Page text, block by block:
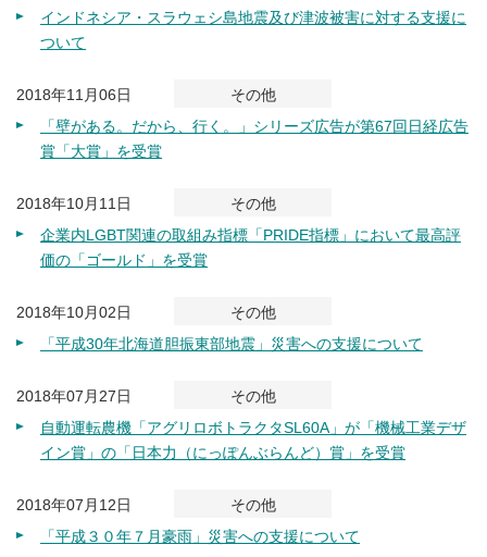
インドネシア・スラウェシ島地震及び津波被害に対する支援に
ついて
2018年11月06日
その他
「壁がある。だから、行く。」シリーズ広告が第67回日経広告
賞「大賞」を受賞
2018年10月11日
その他
企業内LGBT関連の取組み指標「PRIDE指標」において最高評
価の「ゴールド」を受賞
2018年10月02日
その他
「平成30年北海道胆振東部地震」災害への支援について
2018年07月27日
その他
自動運転農機「アグリロボトラクタSL60A」が「機械工業デザ
イン賞」の「日本力（にっぽんぶらんど）賞」を受賞
2018年07月12日
その他
「平成３０年７月豪雨」災害への支援について